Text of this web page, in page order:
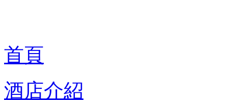
首頁
酒店介紹